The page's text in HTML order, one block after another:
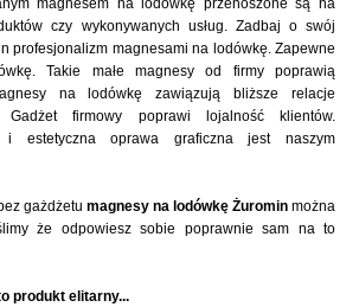
magnesem na lodówkę przenoszone są na
czy wykonywanych usług. Zadbaj o swój
profesjonalizm magnesami na lodówkę. Zapewne
Takie małe magnesy od firmy poprawią
na lodówkę zawiązują bliższe relacje
Gadżet firmowy poprawi lojalność klientów.
i estetyczna oprawa graficzna jest naszym
gażdżetu magnesy na lodówkę Żuromin można
że odpowiesz sobie poprawnie sam na to
produkt elitarny...